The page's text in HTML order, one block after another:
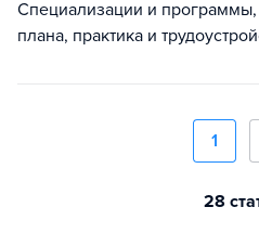
Специализации и
плана, практика и
1
28